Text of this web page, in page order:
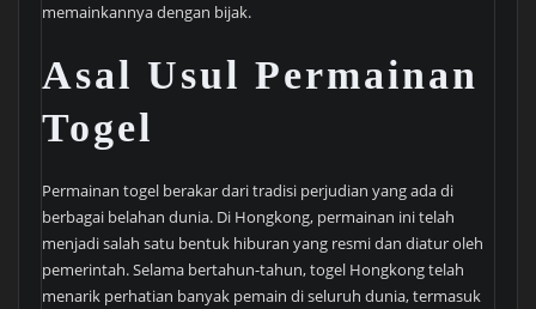
memainkannya dengan bijak.
Asal Usul Permainan
Togel
Permainan togel berakar dari tradisi perjudian yang ada di
berbagai belahan dunia. Di Hongkong, permainan ini telah
menjadi salah satu bentuk hiburan yang resmi dan diatur oleh
pemerintah. Selama bertahun-tahun, togel Hongkong telah
menarik perhatian banyak pemain di seluruh dunia, termasuk